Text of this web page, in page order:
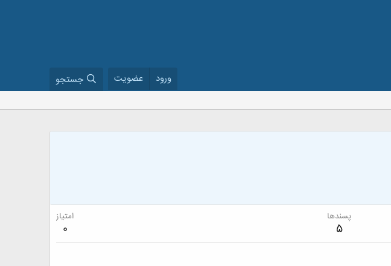
ورود عضویت جستجو
پسندها
5
امتیاز
0